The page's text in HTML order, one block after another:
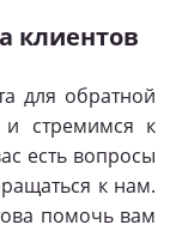
клиентов
для обратной
стремимся к
есть вопросы
к нам.
помочь вам